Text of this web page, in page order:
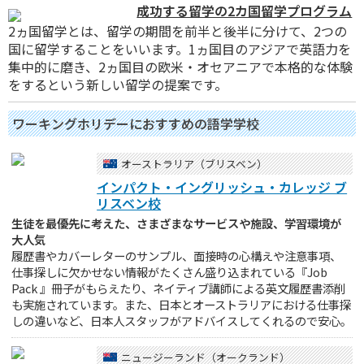
成功する留学の2カ国留学プログラム
2ヵ国留学とは、留学の期間を前半と後半に分けて、2つの
国に留学することをいいます。1ヵ国目のアジアで英語力を
集中的に磨き、2ヵ国目の欧米・オセアニアで本格的な体験
をするという新しい留学の提案です。
ワーキングホリデーにおすすめの語学学校
オーストラリア（ブリスベン）
インパクト・イングリッシュ・カレッジ ブ
リスベン校
生徒を最優先に考えた、さまざまなサービスや施設、学習環境が
大人気
履歴書やカバーレターのサンプル、面接時の心構えや注意事項、
仕事探しに欠かせない情報がたくさん盛り込まれている『Job
Pack 』冊子がもらえたり、ネイティブ講師による英文履歴書添削
も実施されています。また、日本とオーストラリアにおける仕事探
しの違いなど、日本人スタッフがアドバイスしてくれるので安心。
ニュージーランド（オークランド）